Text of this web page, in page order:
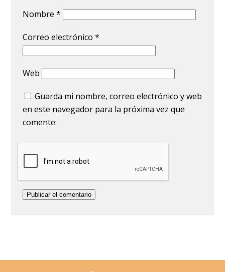
Nombre*
Correo electrónico*
Web
Guarda mi nombre, correo electrónico y web
en este navegador para la próxima vez que
comente.